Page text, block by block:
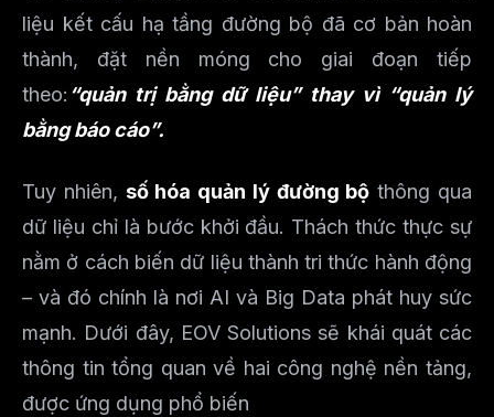
liệu kết cấu hạ tầng đường bộ đã cơ bản hoàn
thành, đặt nền móng cho giai đoạn tiếp
theo: “quản trị bằng dữ liệu” thay vì “quản lý
bằng báo cáo”.
Tuy nhiên, số hóa quản lý đường bộ thông qua
dữ liệu chỉ là bước khởi đầu. Thách thức thực sự
nằm ở cách biến dữ liệu thành tri thức hành động
– và đó chính là nơi AI và Big Data phát huy sức
mạnh. Dưới đây, EOV Solutions sẽ khái quát các
thông tin tổng quan về hai công nghệ nền tảng,
được ứng dụng phổ biến